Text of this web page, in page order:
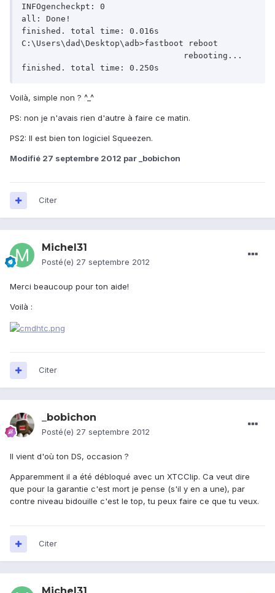
INFOgencheckpt: 0
all: Done!
finished. total time: 0.016s
C:\Users\dad\Desktop\adb>fastboot reboot
Voilà, simple non ? ^_^
PS: non je n'avais rien d'autre à faire ce matin.
PS2: Il est bien ton logiciel Squeezen.
Modifié 27 septembre 2012 par _bobichon
Citer
Michel31
Posté(e) 27 septembre 2012
Merci beaucoup pour ton aide!
Voilà :
Citer
_bobichon
Posté(e) 27 septembre 2012
Il vient d'où ton DS, occasion ?
Apparemment il a été débloqué avec un XTCClip. Ca veut dire
que pour la garantie c'est mort je pense (s'il y en a une), par
contre niveau bidouille c'est le top, tu peux faire ce que tu veux.
Citer